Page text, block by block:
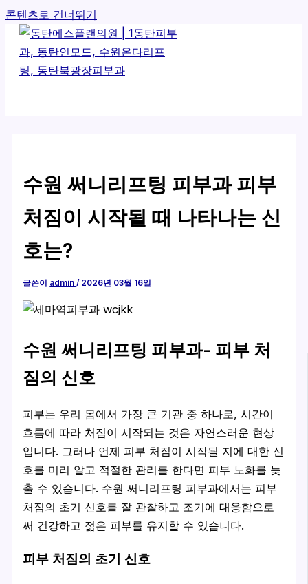
콘텐츠로 건너뛰기
수원 써니리프팅 피부과 피부
처짐이 시작될 때 나타나는 신
호는?
글쓴이 admin/ 2026년 03월 16일
수원 써니리프팅 피부과- 피부 처
짐의 신호
피부는 우리 몸에서 가장 큰 기관 중 하나로, 시간이
흐름에 따라 처짐이 시작되는 것은 자연스러운 현상
입니다. 그러나 언제 피부 처짐이 시작될 지에 대한 신
호를 미리 알고 적절한 관리를 한다면 피부 노화를 늦
출 수 있습니다. 수원 써니리프팅 피부과에서는 피부
처짐의 초기 신호를 잘 관찰하고 조기에 대응함으로
써 건강하고 젊은 피부를 유지할 수 있습니다.
피부 처짐의 초기 신호